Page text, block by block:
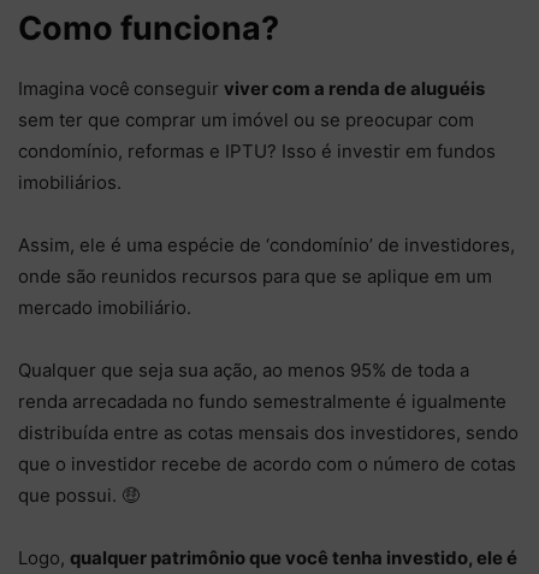
Como funciona?
Imagina você conseguir viver com a renda de aluguéis
sem ter que comprar um imóvel ou se preocupar com
condomínio, reformas e IPTU? Isso é investir em fundos
imobiliários.
Assim, ele é uma espécie de ‘condomínio’ de investidores,
onde são reunidos recursos para que se aplique em um
mercado imobiliário.
Qualquer que seja sua ação, ao menos 95% de toda a
renda arrecadada no fundo semestralmente é igualmente
distribuída entre as cotas mensais dos investidores, sendo
que o investidor recebe de acordo com o número de cotas
que possui. 🤑
Logo, qualquer patrimônio que você tenha investido, ele é